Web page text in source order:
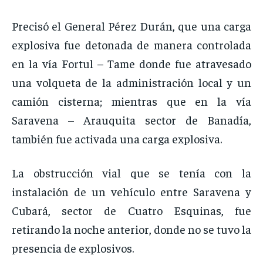
Precisó el General Pérez Durán, que una carga
explosiva fue detonada de manera controlada
en la vía Fortul – Tame donde fue atravesado
una volqueta de la administración local y un
camión cisterna; mientras que en la vía
Saravena – Arauquita sector de Banadía,
también fue activada una carga explosiva.
La obstrucción vial que se tenía con la
instalación de un vehículo entre Saravena y
Cubará, sector de Cuatro Esquinas, fue
retirando la noche anterior, donde no se tuvo la
presencia de explosivos.